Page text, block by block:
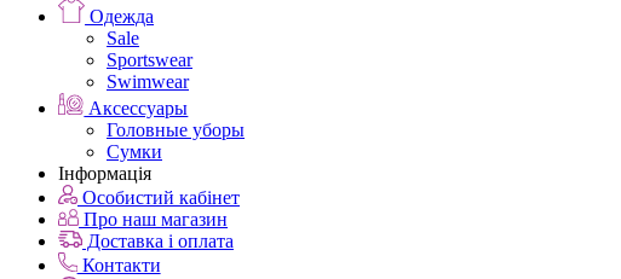
Одежда
Sale
Sportswear
Swimwear
Аксессуары
Головные уборы
Сумки
Інформація
Особистий кабінет
Про наш магазин
Доставка і оплата
Контакти